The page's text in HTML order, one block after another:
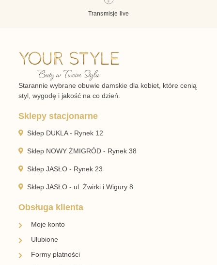
Transmisje live
Starannie wybrane obuwie damskie dla kobiet, które cenią
styl, wygodę i jakość na co dzień.
Sklepy stacjonarne
Sklep DUKLA - Rynek 12
Sklep NOWY ŻMIGRÓD - Rynek 38
Sklep JASŁO - Rynek 23
Sklep JASŁO - ul. Żwirki i Wigury 8
Obsługa klienta
Moje konto
Ulubione
Formy płatności